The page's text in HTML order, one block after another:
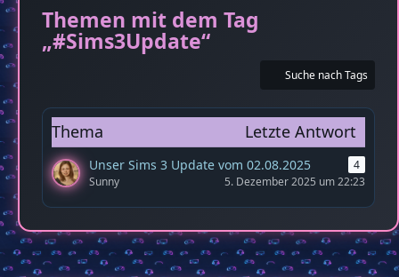
Themen mit dem Tag
„#Sims3Update“
Suche nach Tags
Thema Letzte Antwort
Unser Sims 3 Update vom 02.08.2025
4
Sunny
5. Dezember 2025 um 22:23